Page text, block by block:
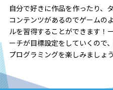
自分で好きに作品を作ったり、
コンテンツがあるのでゲームの
ルを習得することができます！
ーチが目標設定をしていくので
プログラミングを楽しみましょ